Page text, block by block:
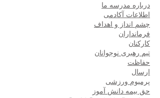
درباره مدرسه ما
اطلاعات آکادمی
چشم انداز و اهداف
فرمانداران
کارکنان
تیم رهبری نوجوانان
حفاظت
ارسال
پرمیوم ورزشی
حق بیمه دانش آموز